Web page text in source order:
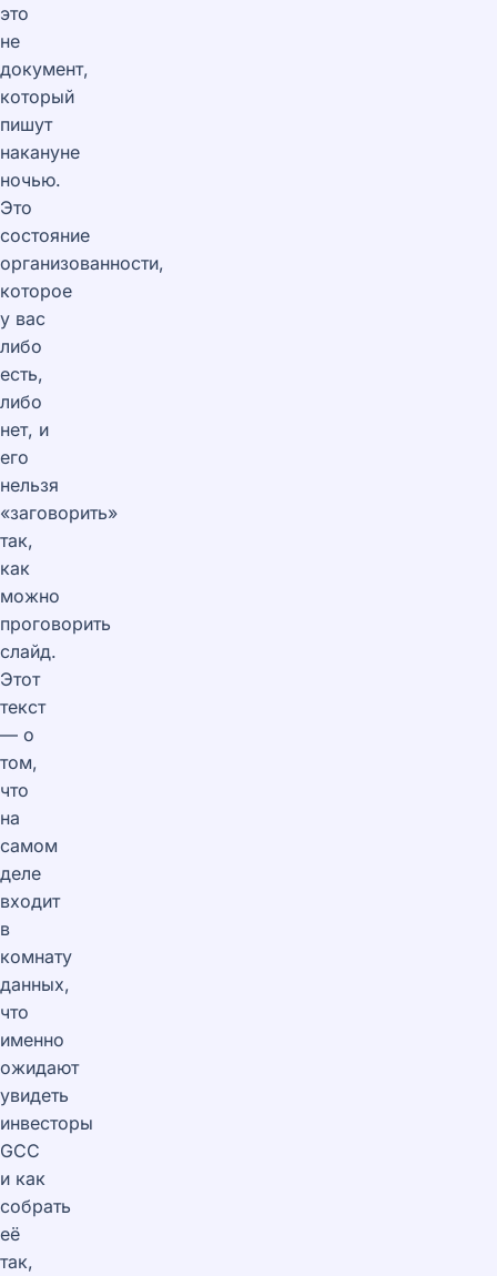
это
не
документ,
который
пишут
накануне
ночью.
Это
состояние
организованности,
которое
у вас
либо
есть,
либо
нет, и
его
нельзя
«заговорить»
так,
как
можно
проговорить
слайд.
Этот
текст
— о
том,
что
на
самом
деле
входит
в
комнату
данных,
что
именно
ожидают
увидеть
инвесторы
GCC
и как
собрать
её
так,